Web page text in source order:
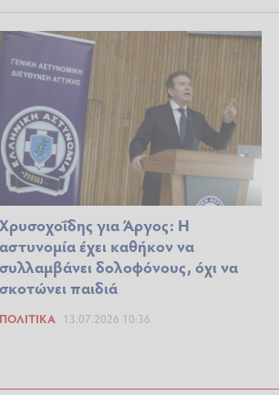
Χρυσοχοΐδης για Άργος: Η
αστυνομία έχει καθήκον να
συλλαμβάνει δολοφόνους, όχι να
σκοτώνει παιδιά
ΠΟΛΙΤΙΚΆ 13.07.2026 10:36